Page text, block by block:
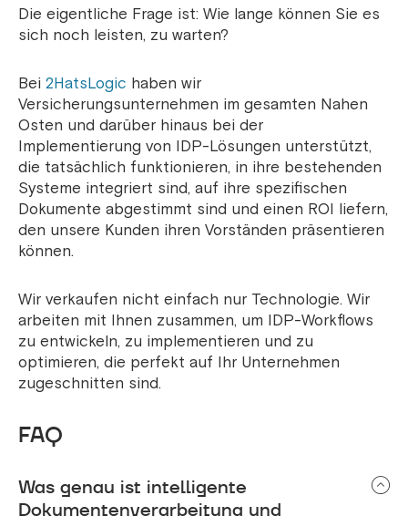
Die eigentliche Frage ist: Wie lange können Sie es
sich noch leisten, zu warten?
Bei 2HatsLogic haben wir
Versicherungsunternehmen im gesamten Nahen
Osten und darüber hinaus bei der
Implementierung von IDP-Lösungen unterstützt,
die tatsächlich funktionieren, in ihre bestehenden
Systeme integriert sind, auf ihre spezifischen
Dokumente abgestimmt sind und einen ROI liefern,
den unsere Kunden ihren Vorständen präsentieren
können.
Wir verkaufen nicht einfach nur Technologie. Wir
arbeiten mit Ihnen zusammen, um IDP-Workflows
zu entwickeln, zu implementieren und zu
optimieren, die perfekt auf Ihr Unternehmen
zugeschnitten sind.
FAQ
Was genau ist intelligente
Dokumentenverarbeitung und